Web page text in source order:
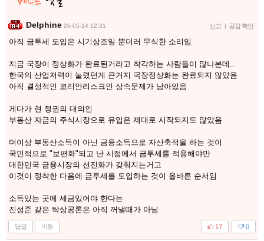
Delphine 26-05-14 12:31 신고 | 공감 확인
아직 금투세 도입은 시기상조일 뿐더러 무식한 소리임
지금 국장이 정상화가 완료된거라고 착각하는 사람들이 많나본데..
한국의 산업저력이 눌렸던게 큰거지 국장정상화는 완료되지 않았음
아직 결정적인 코리안리스크인 상속문제가 남아있음
게다가 현 정권의 대의인
부동산 자금의 주식시장으로 유입은 제대로 시작되지도 않았음
더이상 부동산소득이 아닌 금융소득으로 자산축적을 하는 것이
국민적으로 "보편화"되고 난 시점에서 금투세를 적용해야만
대한민국 금융시장의 선진화가 갖춰지는거고
이것이 정착한 다음에 금투세를 도입하는 것이 올바른 순서임
소득있는 곳에 세금있어야 한다는
진성준 같은 탁상공론은 아직 꺼낼때가 아님
답글 이동 0
17